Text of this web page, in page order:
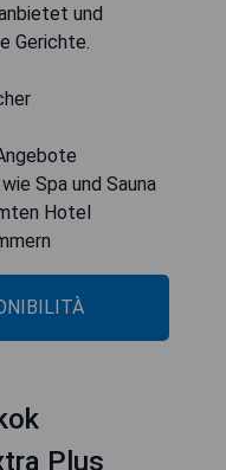
und
Gerichte.
Spa und Sauna
Hotel
Plus